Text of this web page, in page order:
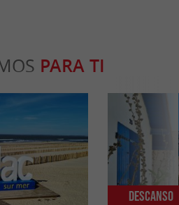
PARA TI
Descanso